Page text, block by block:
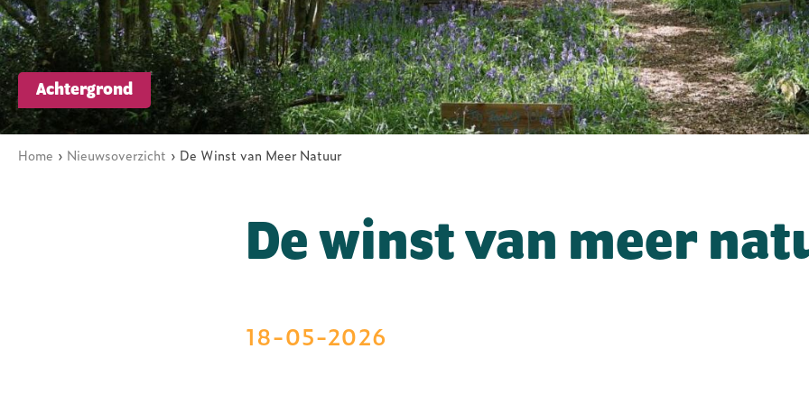
ARK Rewilding Fonds
Achtergrond
Kruimelpad
Home Nieuwsoverzicht De Winst van Meer Natuur
De winst van meer
18-05-2026